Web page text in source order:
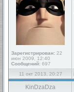
Зарегистрирован: 22
июн 2009, 12:40
Сообщений: 697
11 окт 2013, 20:27
KinDzaDza